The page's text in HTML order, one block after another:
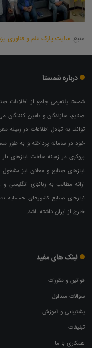
منبع: سایت پارک علم و فناوری
درباره شمستا
شمستا پلتفرمی جامع از اطلاعات
صنایع، سازندگان و تامین
توانند به تبادل اطلاعات در
خود در سامانه پرداخته و به طور
بروکری در زمینه ساخت نیازهای
نیازهای صنایع و معادن نیز
ارائه مطالب به زبانهای
نیازهای صنایع کشورهای همسایه
خارج از ایران داشته باشد.
لینک های مفید
قوانین و مقررات
سوالات متداول
پشتیبانی و آموزش
تبلیغات
همکاری با ما